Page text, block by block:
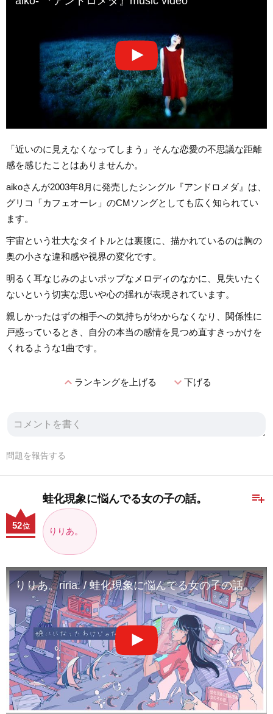
「近いのに見えなくなってしまう」そんな恋愛の不思議な距離
感を感じたことはありませんか。
aikoさんが2003年8月に発売したシングル『アンドロメダ』は、
グリコ「カフェオーレ」のCMソングとしても広く知られてい
ます。
宇宙という壮大なタイトルとは裏腹に、描かれているのは胸の
奥の小さな違和感や視界の変化です。
明るく耳なじみのよいポップなメロディのなかに、見失いたく
ないという切実な思いや心の揺れが表現されています。
親しかったはずの相手への気持ちがわからなくなり、関係性に
戸惑っているとき、自分の本当の感情を見つめ直すきっかけを
くれるような1曲です。
expand_lessランキングを上げる expand_more下げる
問題を報告する
playlist_add
蛙化現象に悩んでる女の子の話。
りりあ。
52位
りりあ。riria. / 蛙化現象に悩んでる女の子の話。